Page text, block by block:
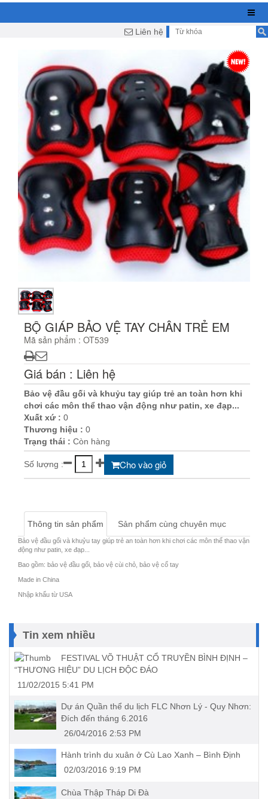
Liên hệ
BỘ GIÁP BẢO VỆ TAY CHÂN TRẺ EM
Mã sản phẩm : OT539
Giá bán : Liên hệ
Bảo vệ đầu gối và khuỷu tay giúp trẻ an toàn hơn khi
chơi các môn thể thao vận động như patin, xe đạp...
Xuất xứ : 0
Thương hiệu : 0
Trạng thái : Còn hàng
Số lượng : Cho vào giỏ
Thông tin sản phẩm Sản phẩm cùng chuyên mục
Bảo vệ đầu gối và khuỷu tay giúp trẻ an toàn hơn khi chơi các môn thể thao vận
động như patin, xe đạp...
Bao gồm: bảo vệ đầu gối, bảo vệ cùi chỏ, bảo vệ cổ tay
Made in China
Nhập khẩu từ USA
Tin xem nhiều
FESTIVAL VÕ THUẬT CỔ TRUYỀN BÌNH ĐỊNH –
“THƯƠNG HIỆU” DU LỊCH ĐỘC ĐÁO
11/02/2015 5:41 PM
Dự án Quần thể du lịch FLC Nhơn Lý - Quy Nhơn:
Ðích đến tháng 6.2016
26/04/2016 2:53 PM
Hành trình du xuân ở Cù Lao Xanh – Bình Định
02/03/2016 9:19 PM
Chùa Thập Tháp Di Ðà